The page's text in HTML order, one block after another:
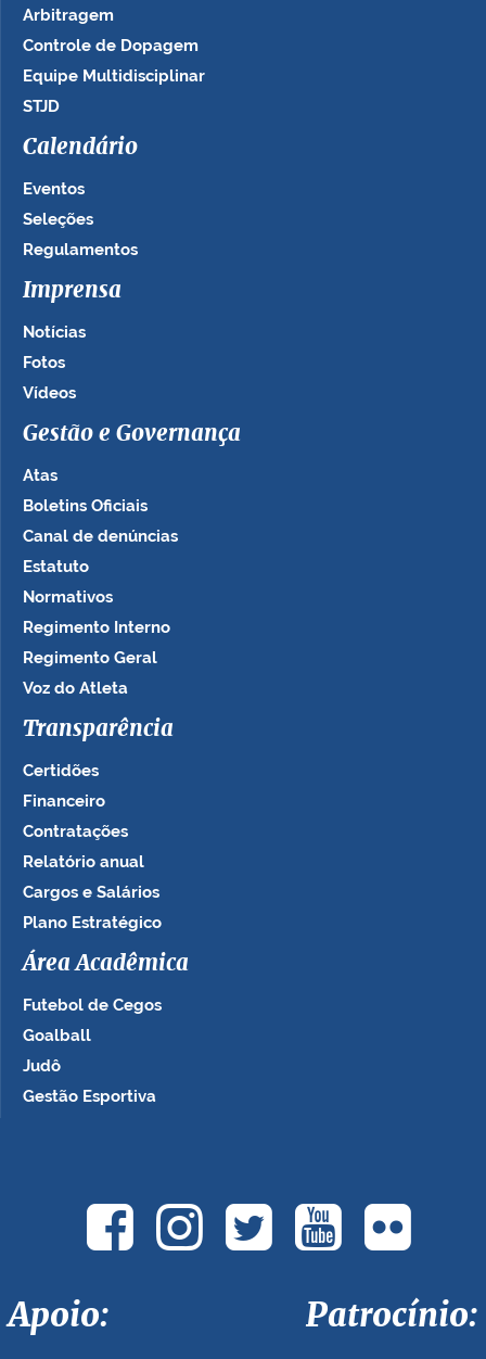
Arbitragem
Controle de Dopagem
Equipe Multidisciplinar
STJD
Calendário
Eventos
Seleções
Regulamentos
Imprensa
Notícias
Fotos
Vídeos
Gestão e Governança
Atas
Boletins Oficiais
Canal de denúncias
Estatuto
Normativos
Regimento Interno
Regimento Geral
Voz do Atleta
Transparência
Certidões
Financeiro
Contratações
Relatório anual
Cargos e Salários
Plano Estratégico
Área Acadêmica
Futebol de Cegos
Goalball
Judô
Gestão Esportiva
Apoio: Patrocínio: